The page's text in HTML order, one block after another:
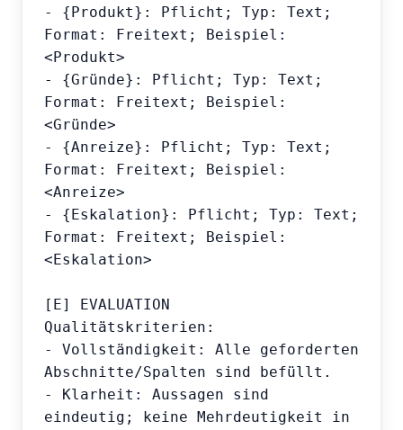
- {Produkt}: Pflicht; Typ: Text;
Format: Freitext; Beispiel:
<Produkt>
- {Gründe}: Pflicht; Typ: Text;
Format: Freitext; Beispiel:
<Gründe>
- {Anreize}: Pflicht; Typ: Text;
Format: Freitext; Beispiel:
<Anreize>
- {Eskalation}: Pflicht; Typ: Text;
Format: Freitext; Beispiel:
<Eskalation>
[E] EVALUATION
Qualitätskriterien:
- Vollständigkeit: Alle geforderten
Abschnitte/Spalten sind befüllt.
- Klarheit: Aussagen sind
eindeutig; keine Mehrdeutigkeit in